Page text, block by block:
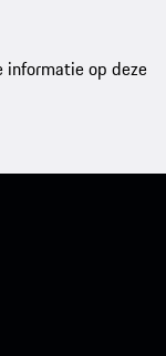
informatie op deze